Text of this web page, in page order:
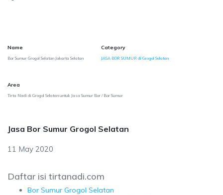
Name
Bor Sumur Grogol Selatan Jakarta Selatan
Category
JASA BOR SUMUR di Grogol Selatan
Area
Tirta Nadi di Grogol Selatan untuk Jasa Sumur Bor / Bor Sumur
Jasa Bor Sumur Grogol Selatan
11 May 2020
Daftar isi tirtanadi.com
Bor Sumur Grogol Selatan